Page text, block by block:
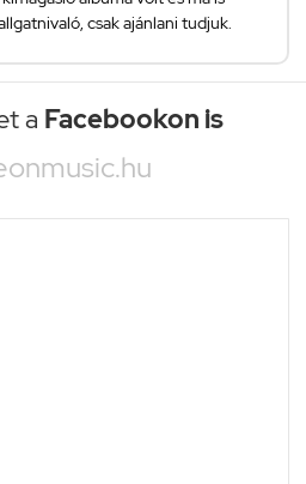
csak ajánlani tudjuk.
a Facebookon is